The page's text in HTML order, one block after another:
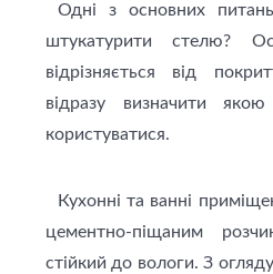
Одні з основних
штукатурити стелю?
відрізняється від
відразу визначити
користуватися.
Кухонні та ванні
цементно-піщаним
стійкий до вологи. З